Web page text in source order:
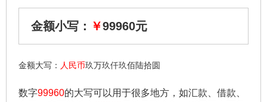
金额小写： ￥99960元
金额大写： 人民币玖万玖仟玖佰陆拾圆
数字99960的大写可以用于很多地方，如汇款、借款、